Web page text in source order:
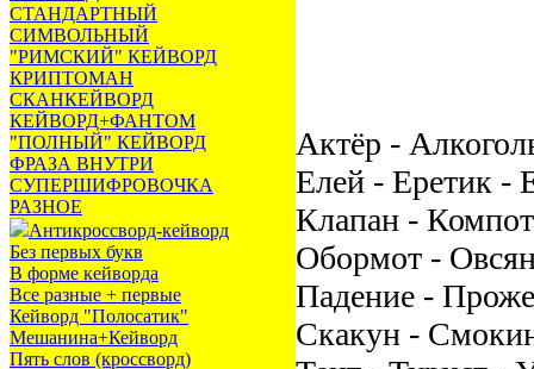
СТАНДАРТНЫЙ
СИМВОЛЬНЫЙ
"РИМСКИЙ" КЕЙВОРД
КРИПТОМАН
СКАНКЕЙВОРД
КЕЙВОРД+ФАНТОМ
"ПОЛНЫЙ" КЕЙВОРД
ФРАЗА ВНУТРИ
СУПЕРШИФРОВОЧКА
РАЗНОЕ
Антикроссворд-кейворд
Без первых букв
В форме кейворда
Все разные + первые
Кейворд "Полосатик"
Мешанина+Кейворд
Пять слов (кроссворд)
Актёр -
Елей - Еретик -
Клапан -
Обормот -
Падение -
Скакун -